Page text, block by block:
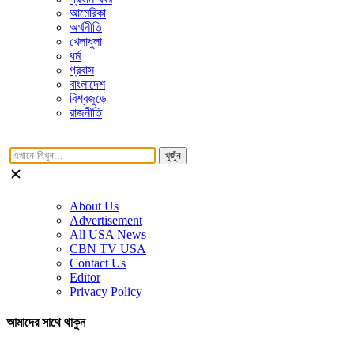
আমেরিকা
অর্থনীতি
খেলাধুলা
ধর্ম
প্রবাস
বাংলাদেশ
বিশ্বজুড়ে
রাজনীতি
খুজুঁন
About Us
Advertisement
All USA News
CBN TV USA
Contact Us
Editor
Privacy Policy
আমাদের সাথে থাকুন